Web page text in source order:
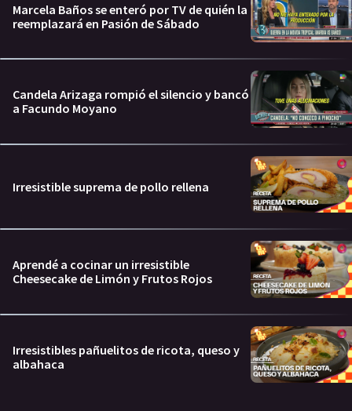
Marcela Baños se enteró por TV de quién la
reemplazará en Pasión de Sábado
Candela Arizaga rompió el silencio y bancó
a Facundo Moyano
Irresistible suprema de pollo rellena
Aprendé a cocinar un irresistible
Cheesecake de Limón y Frutos Rojos
Irresistibles pañuelitos de ricota, queso y
albahaca